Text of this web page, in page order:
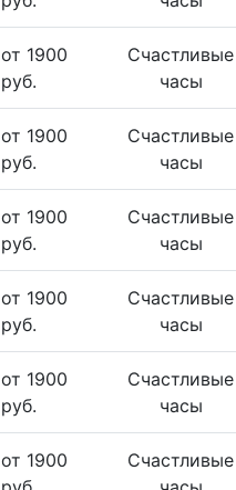
от 1900
руб.
Счастливые
часы
от 1900
руб.
Счастливые
часы
от 1900
руб.
Счастливые
часы
от 1900
руб.
Счастливые
часы
от 1900
руб.
Счастливые
часы
от 1900
Счастливые